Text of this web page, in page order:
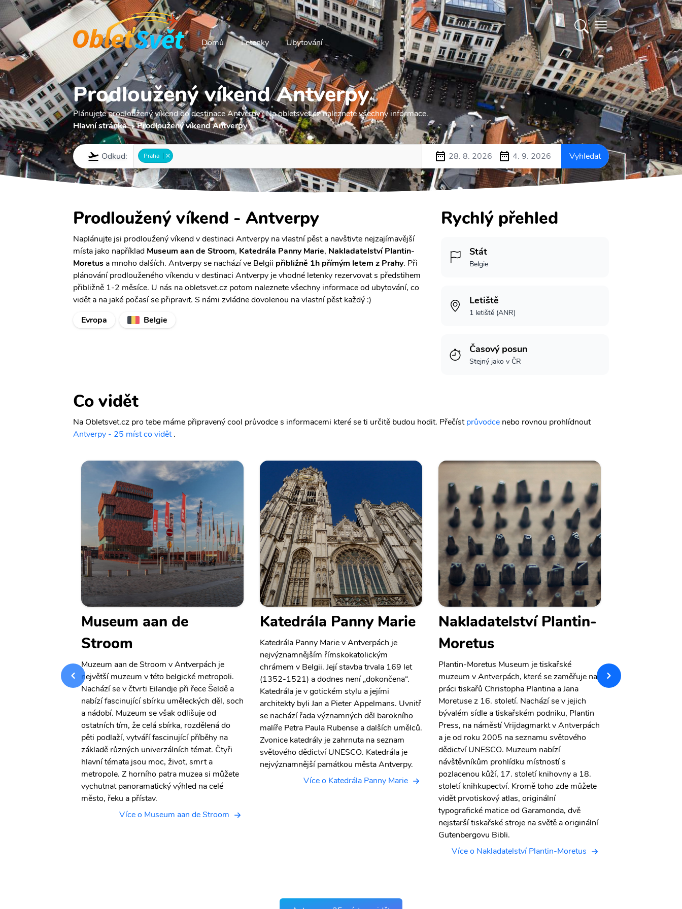
Domů Letenky Ubytování
Prodloužený víkend Antverpy
Plánujete prodloužený víkend do destinace Antverpy? Na obletsvet.cz naleznete všechny informace.
Hlavní stránka
Prodloužený víkend Antverpy
Odkud: Praha 28. 8. 2026 4. 9. 2026 Vyhledat
Prodloužený víkend - Antverpy
Naplánujte jsi prodloužený víkend v destinaci Antverpy na vlastní pěst a navštivte nejzajímavější
místa jako například Museum aan de Stroom, Katedrála Panny Marie, Nakladatelství Plantin-
Moretus a mnoho dalších. Antverpy se nachází ve Belgii přibližně 1h přímým letem z Prahy. Při
plánování prodlouženého víkendu v destinaci Antverpy je vhodné letenky rezervovat s předstihem
přibližně 1-2 měsíce. U nás na obletsvet.cz potom naleznete všechny informace od ubytování, co
vidět a na jaké počasí se připravit. S námi zvládne dovolenou na vlastní pěst každý :)
Evropa
Belgie
Rychlý přehled
Stát
Belgie
Letiště
1 letiště (ANR)
Časový posun
Stejný jako v ČR
Co vidět
Na Obletsvet.cz pro tebe máme připravený cool průvodce s informacemi které se ti určitě budou hodit. Přečístprůvodce nebo rovnou prohlídnout
Antverpy - 25 míst co vidět.
Museum aan de
Stroom
Muzeum aan de Stroom v Antverpách je
největší muzeum v této belgické metropoli.
Nachází se v čtvrti Eilandje při řece Šeldě a
nabízí fascinující sbírku uměleckých děl, soch
a nádobí. Muzeum se však odlišuje od
ostatních tím, že celá sbírka, rozdělená do
pěti podlaží, vytváří fascinující příběhy na
základě různých univerzálních témat. Čtyři
hlavní témata jsou moc, život, smrt a
metropole. Z horního patra muzea si můžete
vychutnat panoramatický výhled na celé
město, řeku a přístav.
Více o Museum aan de Stroom
Katedrála Panny Marie
Katedrála Panny Marie v Antverpách je
nejvýznamnějším římskokatolickým
chrámem v Belgii. Její stavba trvala 169 let
(1352-1521) a dodnes není „dokončena“.
Katedrála je v gotickém stylu a jejími
architekty byli Jan a Pieter Appelmans. Uvnitř
se nachází řada významných děl barokního
malíře Petra Paula Rubense a dalších umělců.
Zvonice katedrály je zahrnuta na seznam
světového dědictví UNESCO. Katedrála je
nejvýznamnější památkou města Antverpy.
Více o Katedrála Panny Marie
Nakladatelství Plantin-
Moretus
Plantin-Moretus Museum je tiskařské
muzeum v Antverpách, které se zaměřuje na
práci tiskařů Christopha Plantina a Jana
Moretuse z 16. století. Nachází se v jejich
bývalém sídle a tiskařském podniku, Plantin
Press, na náměstí Vrijdagmarkt v Antverpách
a je od roku 2005 na seznamu světového
dědictví UNESCO. Muzeum nabízí
návštěvníkům prohlídku místností s
pozlacenou kůží, 17. století knihovny a 18.
století knihkupectví. Kromě toho zde můžete
vidět prvotiskový atlas, originální
typografické matice od Garamonda, dvě
nejstarší tiskařské stroje na světě a originální
Gutenbergovu Bibli.
Více o Nakladatelství Plantin-Moretus
Paula Rubense.
nechal Rubens